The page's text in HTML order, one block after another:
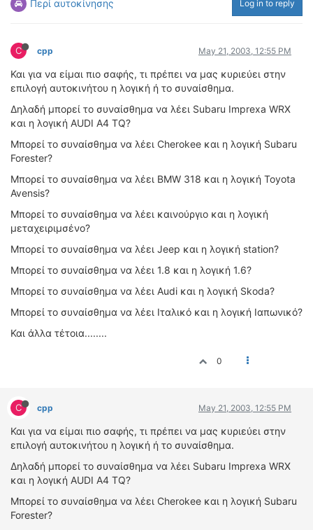
Περί αυτοκίνησης Log in to reply
C cpp May 21, 2003, 12:55 PM
Και για να είμαι πιο σαφής, τι πρέπει να μας κυριεύει στην
επιλογή αυτοκινήτου η λογική ή το συναίσθημα.
Δηλαδή μπορεί το συναίσθημα να λέει Subaru Imprexa WRX
και η λογική AUDI A4 TQ?
Mπορεί το συναίσθημα να λέει Cherokee και η λογική Subaru
Forester?
Mπορεί το συναίσθημα να λέει BMW 318 και η λογική Toyota
Avensis?
Mπορεί το συναίσθημα να λέει καινούργιο και η λογική
μεταχειριμσένο?
Mπορεί το συναίσθημα να λέει Jeep και η λογική station?
Mπορεί το συναίσθημα να λέει 1.8 και η λογική 1.6?
Mπορεί το συναίσθημα να λέει Audi και η λογική Skoda?
Mπορεί το συναίσθημα να λέει Ιταλικό και η λογική Ιαπωνικό?
Και άλλα τέτοια........
0
C cpp May 21, 2003, 12:55 PM
Και για να είμαι πιο σαφής, τι πρέπει να μας κυριεύει στην
επιλογή αυτοκινήτου η λογική ή το συναίσθημα.
Δηλαδή μπορεί το συναίσθημα να λέει Subaru Imprexa WRX
και η λογική AUDI A4 TQ?
Mπορεί το συναίσθημα να λέει Cherokee και η λογική Subaru
Forester?
ΟΔΟΙΠΟΡΙΚΑ
4TTV
ΝΕΑ ΜΟΝΤΕΛΑ
ΑΓΩΝΕΣ
CANDID CAMERA
ΤΕΧΝΟΛΟΓΙΑ
ΕΙΔΗΣΕΙΣ – ΠΑΡΟΥΣΙΑΣΕΙΣ
ΛΕΞΙΚΟ
ΔΟΚΙΜΕΣ – ΠΑΡΟΥΣΙΑΣΕΙΣ
ΕΙΔΗΣΕΙΣ
ΑΓΩΝΕΣ
FORMULA 1
WRC
ΔΙΕΘΝΕΙΣ ΑΓΩΝΕΣ
4T CLASSIC
ΜΟΝΤΕΛΑ
ΚΑΤΑΣΚΕΥΑΣΤΕΣ
ΠΡΟΣΩΠΙΚΟΤΗΤΕΣ
ΑΓΩΝΙΣΤΙΚΑ ΑΥΤΟΚΙΝΗΤΑ
ΑΓΩΝΕΣ/ΔΙΟΡΓΑΝΩΣΕΙΣ